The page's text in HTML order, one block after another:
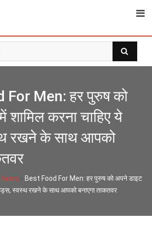
For Men: हर पुरुष को
शामिल करना चाहिए ये
रखने के साथ आपको
- Best Food For Men: हर पुरुष को अपने डाइट
स्वस्थ रखने के साथ आपको बनाएगा ताकतवर